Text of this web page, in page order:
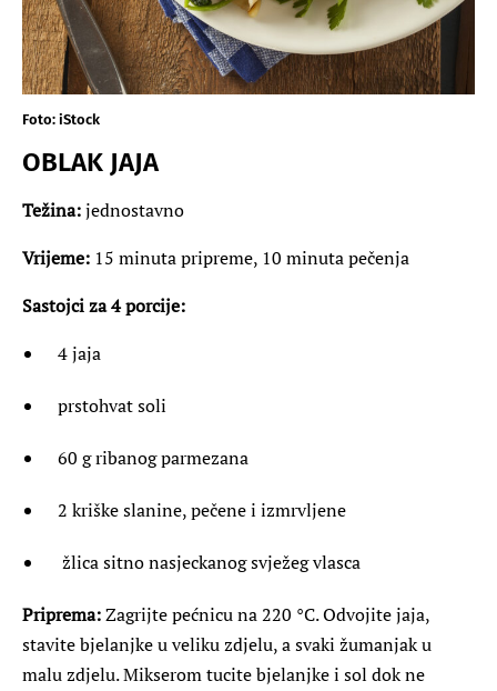
Foto: iStock
OBLAK JAJA
Težina:jednostavno
Vrijeme: 15 minuta pripreme, 10 minuta pečenja
Sastojci za 4 porcije:
4 jaja
prstohvat soli
60 g ribanog parmezana
2 kriške slanine, pečene i izmrvljene
žlica sitno nasjeckanog svježeg vlasca
Priprema:Zagrijte pećnicu na 220 °C. Odvojite jaja,
stavite bjelanjke u veliku zdjelu, a svaki žumanjak u
malu zdjelu. Mikserom tucite bjelanjke i sol dok ne